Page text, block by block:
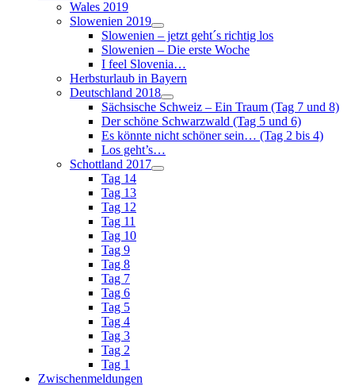
Wales 2019
Slowenien 2019
Slowenien – jetzt geht´s richtig los
Slowenien – Die erste Woche
I feel Slovenia…
Herbsturlaub in Bayern
Deutschland 2018
Sächsische Schweiz – Ein Traum (Tag 7 und 8)
Der schöne Schwarzwald (Tag 5 und 6)
Es könnte nicht schöner sein… (Tag 2 bis 4)
Los geht’s…
Schottland 2017
Tag 14
Tag 13
Tag 12
Tag 11
Tag 10
Tag 9
Tag 8
Tag 7
Tag 6
Tag 5
Tag 4
Tag 3
Tag 2
Tag 1
Zwischenmeldungen